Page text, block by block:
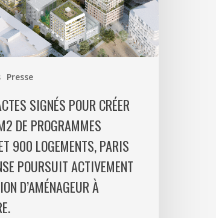
Presse
SIGNÉS POUR CRÉER
DE PROGRAMMES
900 LOGEMENTS, PARIS
POURSUIT ACTIVEMENT
D’AMÉNAGEUR À